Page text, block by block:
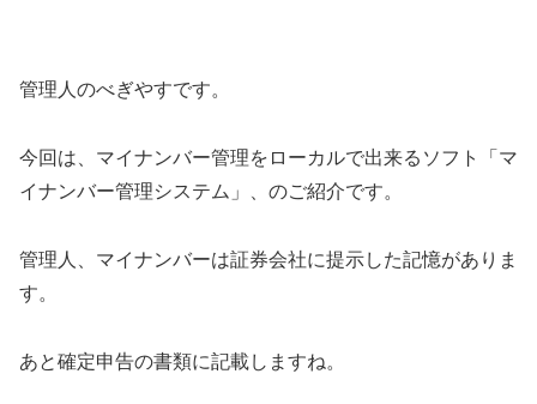
管理人のべぎやすです。
今回は、マイナンバー管理をローカルで出来るソフト「マ
イナンバー管理システム」、のご紹介です。
管理人、マイナンバーは証券会社に提示した記憶がありま
す。
あと確定申告の書類に記載しますね。